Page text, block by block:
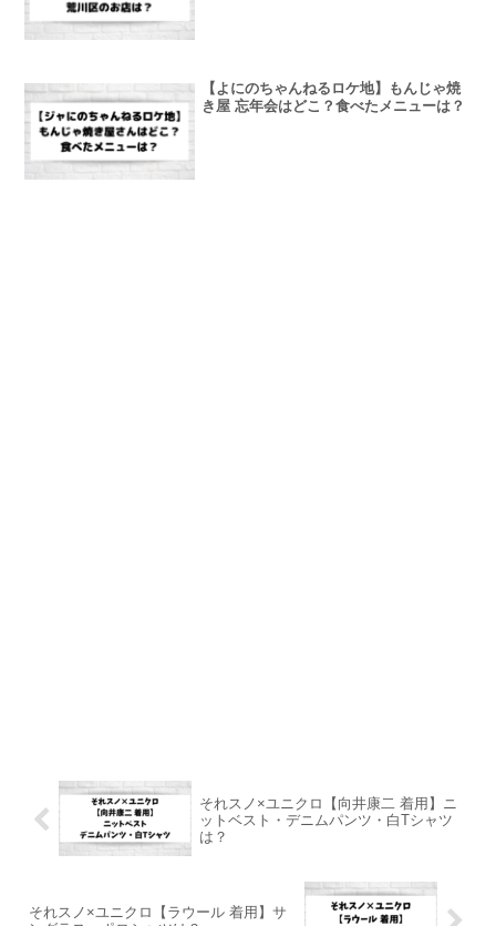
【よにのちゃんねるロケ地】もんじゃ焼
き屋 忘年会はどこ？食べたメニューは？
それスノ×ユニクロ【向井康二 着用】ニ
ットベスト・デニムパンツ・白Tシャツ
は？
それスノ×ユニクロ【ラウール 着用】サ